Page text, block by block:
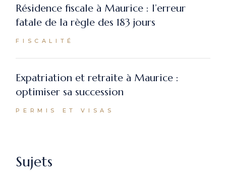
Résidence fiscale à Maurice : l’erreur
fatale de la règle des 183 jours
FISCALITÉ
Expatriation et retraite à Maurice :
optimiser sa succession
PERMIS ET VISAS
Sujets